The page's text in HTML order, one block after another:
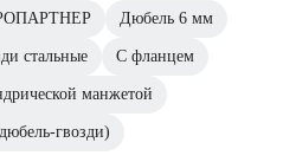
Дюбель 6 мм
стальные С фланцем
манжетой
гвозди)